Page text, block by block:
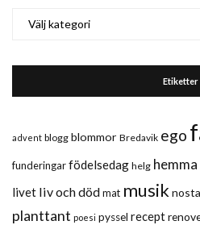
Etiketter
advent blogg blommor Bredavik ego
funderingarfödelsedag helg hemma
livet liv och dödmat musik
planttant poesi pyssel recept